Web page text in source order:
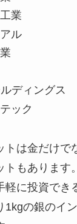
業
ル
ディングス
ック
トは金だけで
トもあります
に投資でき
1kgの銀のイ